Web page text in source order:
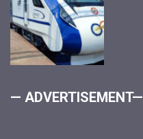
— ADVERTISEMENT—